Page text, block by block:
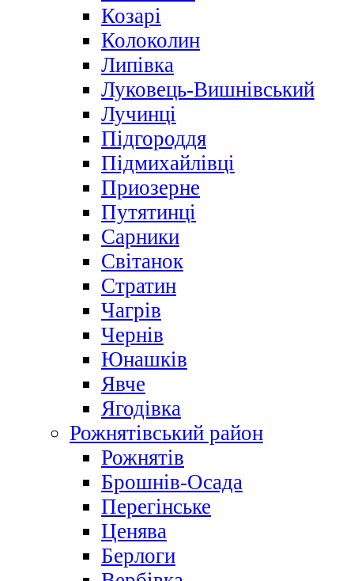
Козарі
Колоколин
Липівка
Луковець-Вишнівський
Лучинці
Підгороддя
Підмихайлівці
Приозерне
Путятинці
Сарники
Світанок
Стратин
Чагрів
Чернів
Юнашків
Явче
Ягодівка
Рожнятівський район
Рожнятів
Брошнів-Осада
Перегінське
Ценява
Берлоги